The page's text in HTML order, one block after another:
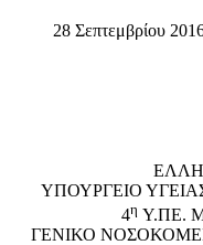
28 Σεπτεμβρίου
ΥΠΟΥΡΓΕΙΟ
4η Υ.ΠΕ.
ΓΕΝΙΚΟ